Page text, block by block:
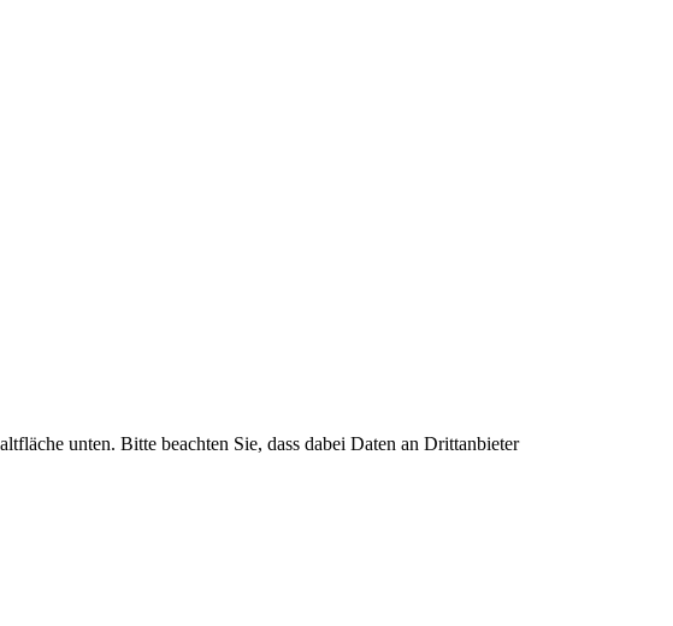
unten. Bitte beachten Sie, dass dabei Daten an Drittanbieter